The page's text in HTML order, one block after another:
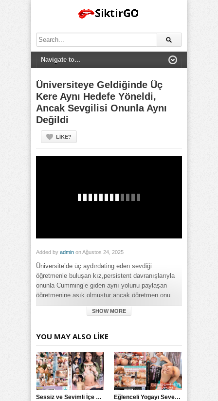
Search
for:
Üniversiteye Geldiğinde Üç
Kere Aynı Hedefe Yöneldi,
Ancak Sevgilisi Onunla Aynı
Değildi
LIKE?
Added by admin on Ağustos 24, 2025
Üniversite’de üç aydırdating eden sevdiği
öğretmenle buluşan kız,persistent davranışlarıyla
onunla Cumming’e giden aynı yolunu paylaşan
öğretmenine aşık olmuştur ancak öğretmen onu
küçük düşürüyor ve ona asla aşık olmadığını
Category:
Tags:
Üniversiteye Geldiğinde Üç Kere Aynı Hedefe Yöneldi,
Üniversiteye Geldiğinde Üç Kere Aynı Hedefe Yöneldi Ancak
Sevgilisi Onunla Aynı Değildi izle
,Üniversiteye Geldiğinde Üç
Kere Aynı Hedefe Yöneldi Ancak Sevgilisi Onunla Aynı Değildi
SHOW MORE
YOU MAY ALSO LIKE
Sessiz ve Sevimli İçe Dönükler İçin Kremalı Pastalar: 后藤えmi ve KTRA’nın Özel Tarifesi Eğlenceli Yogayı Seven Bir Kadınla Seks Deneyimi